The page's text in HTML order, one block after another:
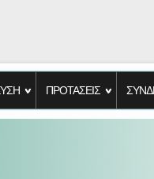
ΠΡΟΤΑΣΕΙΣ